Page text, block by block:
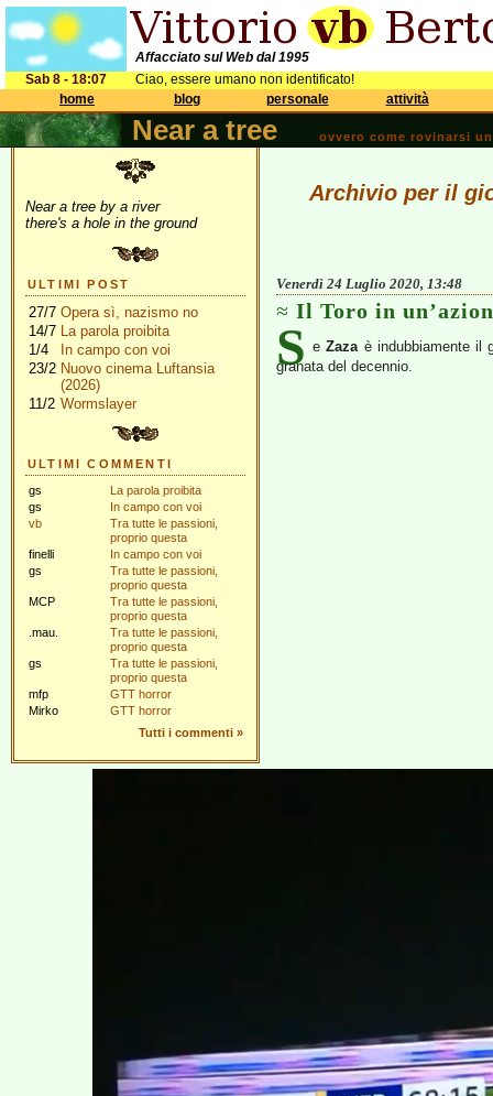
Affacciato sul Web dal 1995
Sab 8 - 18:07
Ciao, essere umano non identificato!
home
blog personale attività
Near a tree ovvero come rovinarsi
Near a tree by a river
there's a hole in the ground
ULTIMI POST
27/7 Opera sì, nazismo no
14/7 La parola proibita
1/4
In campo con voi
23/2 Nuovo cinema Luftansia
(2026)
11/2 Wormslayer
ULTIMI COMMENTI
gs
La parola proibita
gs
In campo con voi
vb
Tra tutte le passioni,
proprio questa
finelli
In campo con voi
gs
Tra tutte le passioni,
proprio questa
MCP
Tra tutte le passioni,
proprio questa
.mau.
Tra tutte le passioni,
proprio questa
gs
Tra tutte le passioni,
proprio questa
mfp
GTT horror
Mirko
GTT horror
Tutti i commenti »
Archivio per il
Venerdì 24 Luglio 2020, 13:48
Il Toro in
S eZazaè indubbiamente il
granata del decennio.